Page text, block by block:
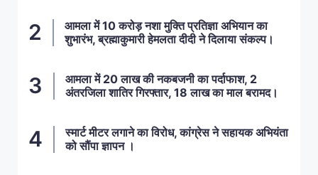
आमला में 10 करोड़ नशा मुक्ति प्रतिज्ञा अभियान का
शुभारंभ, ब्रह्माकुमारी हेमलता दीदी ने दिलाया संकल्प।
आमला में 20 लाख की नकबजनी का पर्दाफाश, 2
अंतरजिला शातिर गिरफ्तार, 18 लाख का माल बरामद।
स्मार्ट मीटर लगाने का विरोध, कांग्रेस ने सहायक अभियंता
को सौंपा ज्ञापन ।